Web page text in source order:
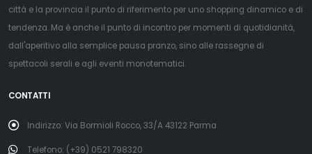
città e la provincia il punto di riferimento per uno shopping dinamico e di
tendenza. Ma è anche il punto di incontro per momenti di quotidianità,
dall'aperitivo alla semplice pausa pranzo, sino alle rassegne di
spettacoli serali e agli eventi monotematici.
CONTATTI
Indirizzo: Via Bormioli Rocco, 33/A 43122 Parma
Telefono: (+39) 0521 798320